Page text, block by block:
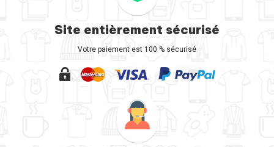
Site entièrement sécurisé
Votre paiement est 100 % sécurisé